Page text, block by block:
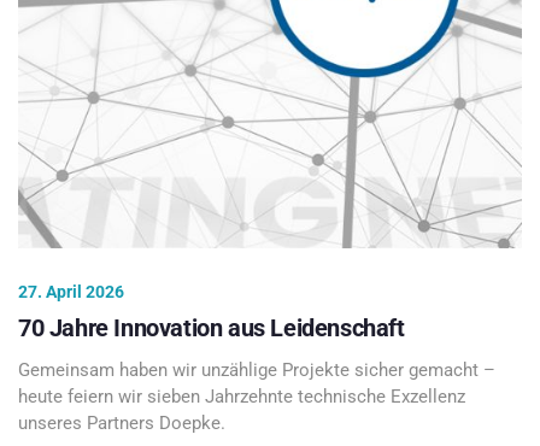
27. April 2026
70 Jahre Innovation aus Leidenschaft
Gemeinsam haben wir unzählige Projekte sicher gemacht –
heute feiern wir sieben Jahrzehnte technische Exzellenz
unseres Partners Doepke.